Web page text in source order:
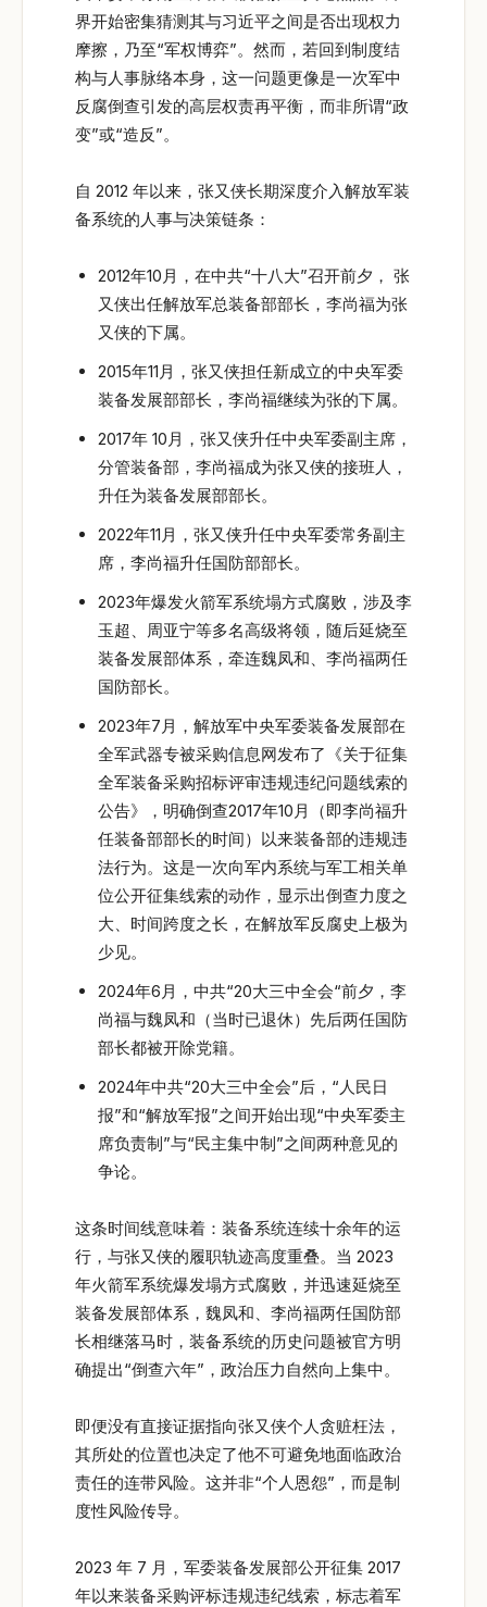
界开始密集猜测其与习近平之间是否出现权力
摩擦，乃至“军权博弈”。然而，若回到制度结
构与人事脉络本身，这一问题更像是一次军中
反腐倒查引发的高层权责再平衡，而非所谓“政
变”或“造反”。
自 2012 年以来，张又侠长期深度介入解放军装
备系统的人事与决策链条：
2012年10月，在中共“十八大”召开前夕， 张
又侠出任解放军总装备部部长，李尚福为张
又侠的下属。
2015年11月，张又侠担任新成立的中央军委
装备发展部部长，李尚福继续为张的下属。
2017年 10月，张又侠升任中央军委副主席，
分管装备部，李尚福成为张又侠的接班人，
升任为装备发展部部长。
2022年11月，张又侠升任中央军委常务副主
席，李尚福升任国防部部长。
2023年爆发火箭军系统塌方式腐败，涉及李
玉超、周亚宁等多名高级将领，随后延烧至
装备发展部体系，牵连魏凤和、李尚福两任
国防部长。
2023年7月，解放军中央军委装备发展部在
全军武器专被采购信息网发布了《关于征集
全军装备采购招标评审违规违纪问题线索的
公告》，明确倒查2017年10月（即李尚福升
任装备部部长的时间）以来装备部的违规违
法行为。这是一次向军内系统与军工相关单
位公开征集线索的动作，显示出倒查力度之
大、时间跨度之长，在解放军反腐史上极为
少见。
2024年6月，中共“20大三中全会“前夕，李
尚福与魏凤和（当时已退休）先后两任国防
部长都被开除党籍。
2024年中共“20大三中全会”后，“人民日
报”和“解放军报”之间开始出现“中央军委主
席负责制”与“民主集中制”之间两种意见的
争论。
这条时间线意味着：装备系统连续十余年的运
行，与张又侠的履职轨迹高度重叠。当 2023
年火箭军系统爆发塌方式腐败，并迅速延烧至
装备发展部体系，魏凤和、李尚福两任国防部
长相继落马时，装备系统的历史问题被官方明
确提出“倒查六年”，政治压力自然向上集中。
即便没有直接证据指向张又侠个人贪赃枉法，
其所处的位置也决定了他不可避免地面临政治
责任的连带风险。这并非“个人恩怨”，而是制
度性风险传导。
2023 年 7 月，军委装备发展部公开征集 2017
年以来装备采购评标违规违纪线索，标志着军